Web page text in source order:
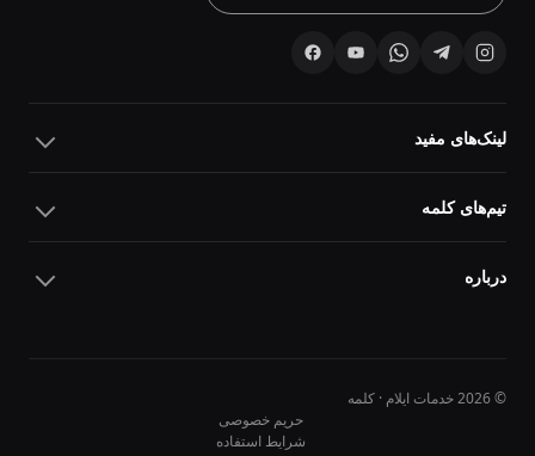
لینک‌های مفید
تیم‌های کلمه
درباره
© 2026 خدمات ایلام · کلمه
حریم خصوصی
شرایط استفاده